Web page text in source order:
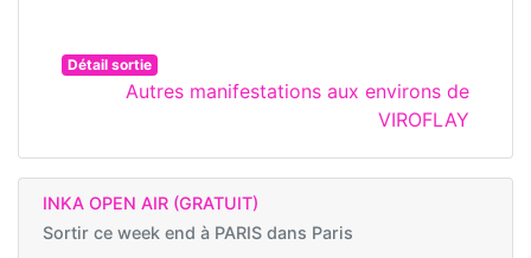
Détail sortie
Autres manifestations aux environs de
VIROFLAY
INKA OPEN AIR (GRATUIT)
Sortir ce week end à PARIS dans Paris